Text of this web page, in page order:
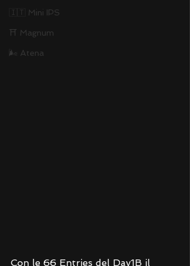
🇮🇹 Mini IPS
⛩ Magnum
🌬 Atena
Con le 66 Entries del Day1B il